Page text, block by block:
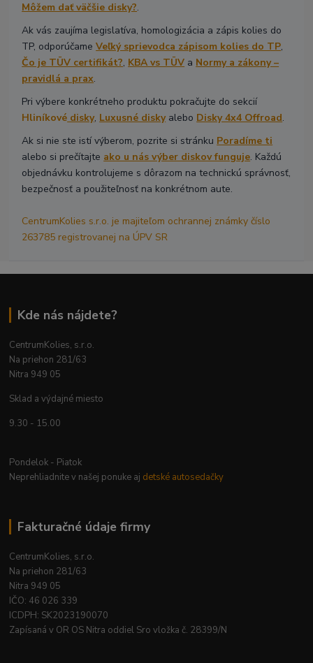
Môžem dať väčšie disky?.
Ak vás zaujíma legislatíva, homologizácia a zápis kolies do
TP, odporúčameVeľký sprievodca zápisom kolies do TP,
Čo je TÜV certifikát?, KBA vs TÜV a Normy a zákony –
pravidlá a prax.
Pri výbere konkrétneho produktu pokračujte do sekcií
Hliníkové disky, Luxusné diskyalebo Disky 4x4 Offroad.
Ak si nie ste istí výberom, pozrite si stránku Poradíme ti
alebo si prečítajte ako u nás výber diskov funguje. Každú
objednávku kontrolujeme s dôrazom na technickú správnosť,
bezpečnosť a použiteľnosť na konkrétnom aute.
CentrumKolies s.r.o. je majiteľom ochrannej známky číslo
263785 registrovanej na ÚPV SR
Kde nás nájdete?
CentrumKolies, s.r.o.
Na priehon 281/63
Nitra 949 05
Sklad a výdajné miesto
9.30 - 15.00
Pondelok - Piatok
Neprehliadnite v našej ponuke aj detské autosedačky
Fakturačné údaje firmy
CentrumKolies, s.r.o.
Na priehon 281/63
Nitra 949 05
IČO: 46 026 339
ICDPH: SK2023190070
Zapísaná v OR OS Nitra oddiel Sro vložka č. 28399/N